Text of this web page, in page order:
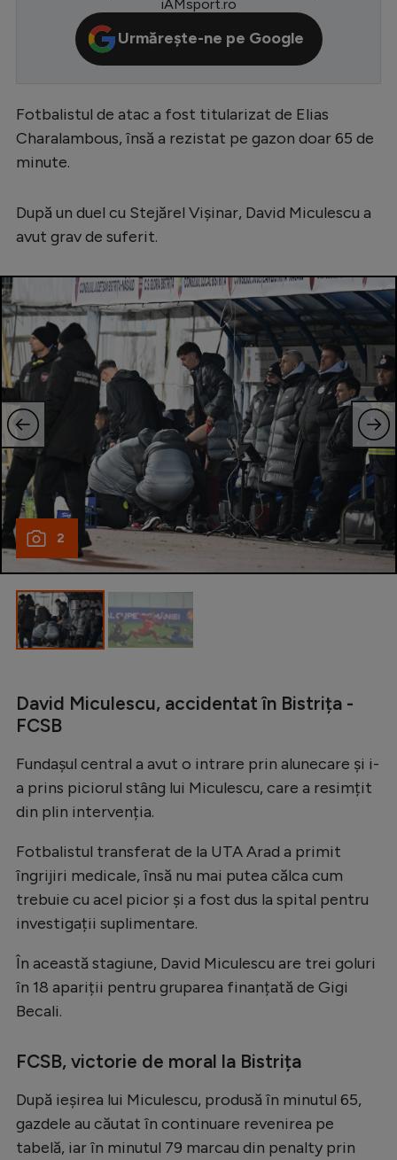
CM 2026
Premier League
Serie A
Campionate
EURO 2024
Stranieri
Clasamente
Tenis
Handbal
Natație
Formula 1
Auto
Rugby
JO 2026
Intră în cont
Creează cont
iAMsport.ro
Urmărește-ne pe Google
Fotbalistul de atac a fost titularizat de Elias
Charalambous, însă a rezistat pe gazon doar 65 de
minute.
După un duel cu Stejărel Vișinar, David Miculescu a
avut grav de suferit.
2
David Miculescu, accidentat în Bistrița -
FCSB
Fundașul central a avut o intrare prin alunecare și i-
a prins piciorul stâng lui Miculescu, care a resimțit
din plin intervenția.
Fotbalistul transferat de la UTA Arad a primit
îngrijiri medicale, însă nu mai putea călca cum
trebuie cu acel picior și a fost dus la spital pentru
investigații suplimentare.
În această stagiune, David Miculescu are trei goluri
în 18 apariții pentru gruparea finanțată de Gigi
Becali.
FCSB, victorie de moral la Bistrița
După ieșirea lui Miculescu, produsă în minutul 65,
gazdele au căutat în continuare revenirea pe
tabelă, iar în minutul 79 marcau din penalty prin